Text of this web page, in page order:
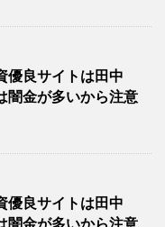
優良サイトは田中
闇金が多いから注意
優良サイトは田中
闇金が多いから注意